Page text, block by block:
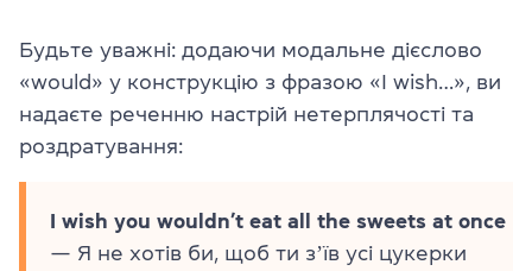
Будьте уважні: додаючи модальне дієслово
«would» у конструкцію з фразою «I wish…», ви
надаєте реченню настрій нетерплячості та
роздратування:
I wish you wouldn’t eat all the sweets at once
— Я не хотів би, щоб ти зʼїв усі цукерки